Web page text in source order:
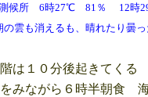
測候所 6時27℃ 81％
、晴れたり曇ったりだ
１０分後起きてくる
みながら６時半朝食